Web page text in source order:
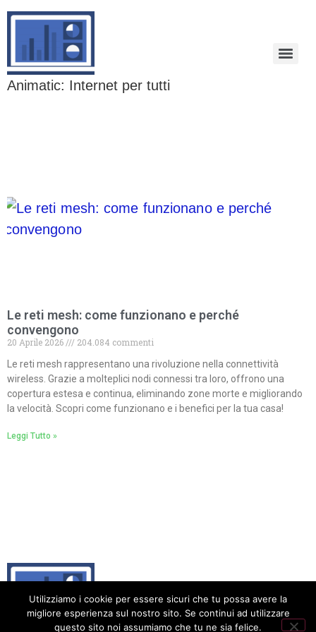
Animatic: Internet per tutti
Le reti mesh: come funzionano e perché
convengono
20 Aprile 2026
204.084 commenti
Le reti mesh rappresentano una rivoluzione nella connettività
wireless. Grazie a molteplici nodi connessi tra loro, offrono una
copertura estesa e continua, eliminando zone morte e migliorando
la velocità. Scopri come funzionano e i benefici per la tua casa!
Leggi Tutto »
Utilizziamo i cookie per essere sicuri che tu possa avere la
migliore esperienza sul nostro sito. Se continui ad utilizzare
questo sito noi assumiamo che tu ne sia felice.